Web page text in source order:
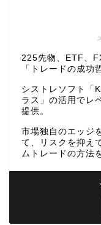
225先物、ETF、
「トレードの成功
シストレソフト「
ラス」の活用でレ
提供。
市場独自のエッジ
て、リスクを抑え
ムトレードの方法